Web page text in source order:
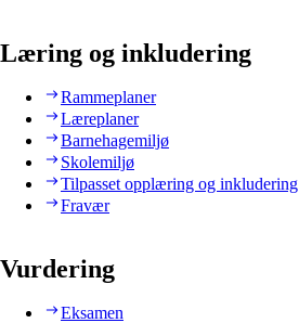
Læring og inkludering
Rammeplaner
Læreplaner
Barnehagemiljø
Skolemiljø
Tilpasset opplæring og inkludering
Fravær
Vurdering
Eksamen